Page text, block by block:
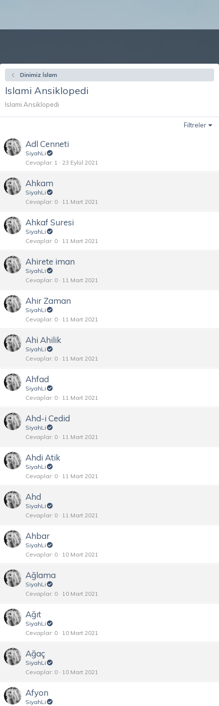
Dinimiz İslam
Islami Ansiklopedi
Islami Ansiklopedi
Filtreler
Adl Cenneti
SiyahLi
Cevaplar 1 23 Eylül 2021
Ahkam
SiyahLi
Cevaplar 0 11 Mart 2021
Ahkaf Suresi
SiyahLi
Cevaplar 0 11 Mart 2021
Ahirete iman
SiyahLi
Cevaplar 0 11 Mart 2021
Ahir Zaman
SiyahLi
Cevaplar 0 11 Mart 2021
Ahi Ahilik
SiyahLi
Cevaplar 0 11 Mart 2021
Ahfad
SiyahLi
Cevaplar 0 11 Mart 2021
Ahd-i Cedid
SiyahLi
Cevaplar 0 11 Mart 2021
Ahdi Atik
SiyahLi
Cevaplar 0 11 Mart 2021
Ahd
SiyahLi
Cevaplar 0 11 Mart 2021
Ahbar
SiyahLi
Cevaplar 0 10 Mart 2021
Ağlama
SiyahLi
Cevaplar 0 10 Mart 2021
Ağıt
SiyahLi
Cevaplar 0 10 Mart 2021
Ağaç
SiyahLi
Cevaplar 0 10 Mart 2021
Afyon
SiyahLi